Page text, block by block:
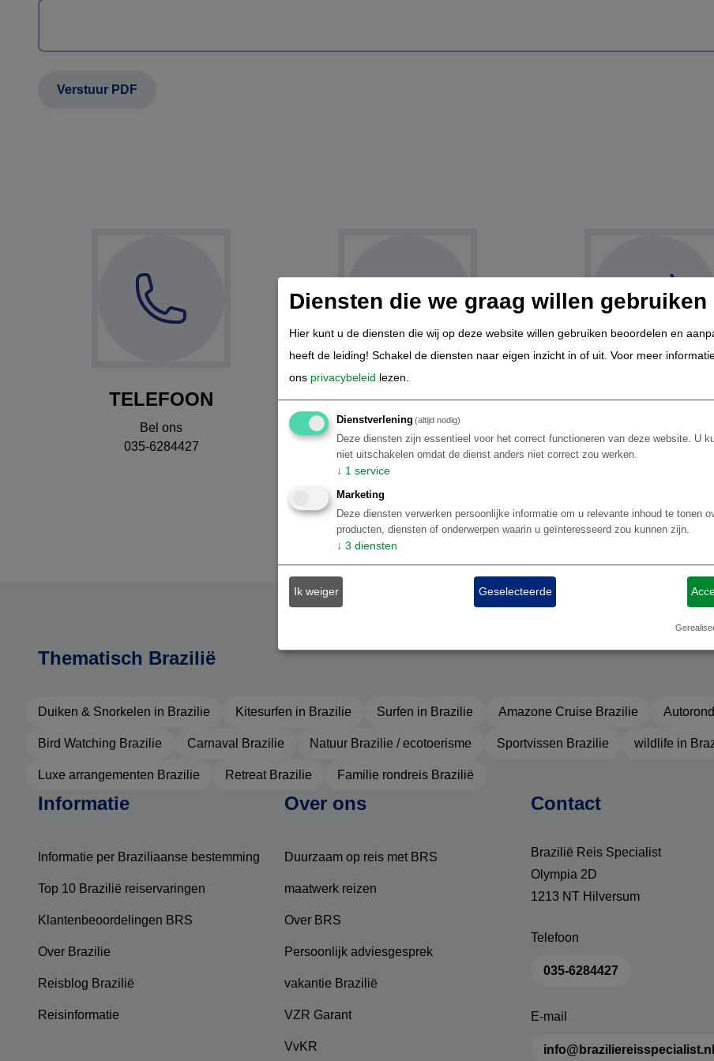
TELEFOON
Bel ons
035-6284427
E-MAIL
Stuur ons een e-mail
FACEBOOK
Thematisch Brazilië
Duiken & Snorkelen in Brazilie Kitesurfen in Brazilie Surfen in Brazilie Amazone Cruise Brazilie
Bird Watching Brazilie Carnaval Brazilie Natuur Brazilie / ecotoerisme Sportvissen Brazilie wildlife in
Luxe arrangementen Brazilie Retreat Brazilie Familie rondreis Brazilië
Informatie
Informatie per Braziliaanse bestemming
Top 10 Brazilië reiservaringen
Klantenbeoordelingen BRS
Over Brazilie
Reisblog Brazilië
Reisinformatie
Over ons
Duurzaam op reis met BRS
maatwerk reizen
Over BRS
Persoonlijk adviesgesprek
vakantie Brazilië
VZR Garant
VvKR
Contact
Brazilië Reis Specialist
Olympia 2D
1213 NT Hilversum
Telefoon
035-6284427
E-mail
info@braziliereisspecialist.nl
Diensten die we graag willen gebruiken
Hier kunt u de diensten die wij op deze website willen gebruiken beoordelen en
heeft de leiding! Schakel de diensten naar eigen inzicht in of uit. Voor meer
ons privacybeleid lezen.
Dienstverlening (altijd nodig)
Deze diensten zijn essentieel voor het correct functioneren van deze website. U
niet uitschakelen omdat de dienst anders niet correct zou werken.
↓ 1 service
Marketing
Deze diensten verwerken persoonlijke informatie om u relevante inhoud te tonen
producten, diensten of onderwerpen waarin u geïnteresseerd zou kunnen zijn.
↓ 3 diensten
Ik weiger Geselecteerde